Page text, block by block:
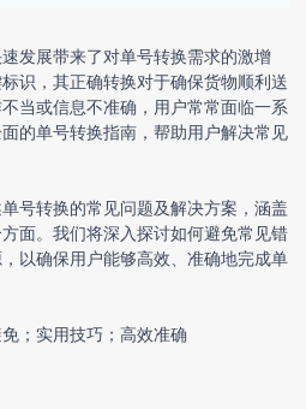
发展带来了对单号转换需求的激增
识，其正确转换对于确保货物顺利送
当或信息不准确，用户常常面临一系
的单号转换指南，帮助用户解决常见
号转换的常见问题及解决方案，涵盖
面。我们将深入探讨如何避免常见错
以确保用户能够高效、准确地完成单
；实用技巧；高效准确